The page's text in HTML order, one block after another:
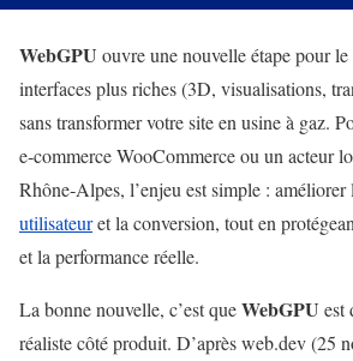
WebGPU ouvre une nouvelle étape pour
interfaces plus riches (3D, visualisations,
sans transformer votre site en usine à gaz.
e‑commerce WooCommerce ou un acteur
Rhône‑Alpes, l’enjeu est simple : améliorer
utilisateuret la conversion, tout en
et la performance réelle.
La bonne nouvelle, c’est queWebGPU est
réaliste côté produit. D’après web.dev (25